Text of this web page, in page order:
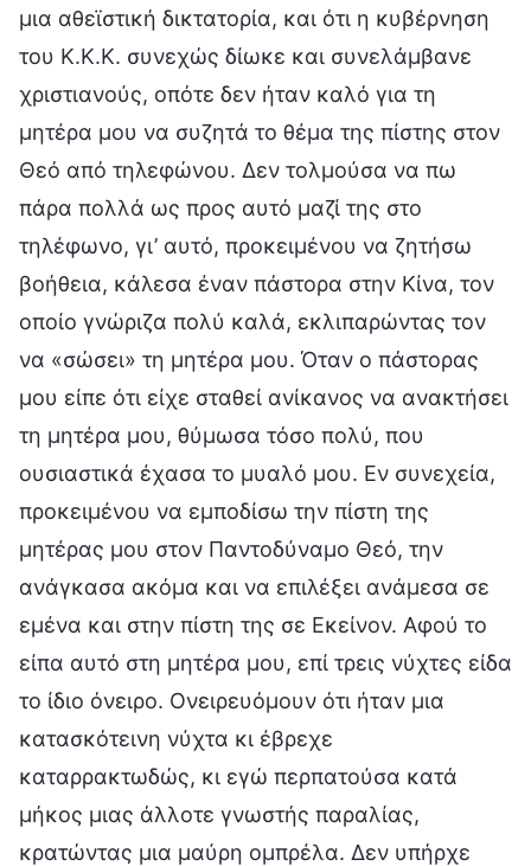
μια αθεϊστική δικτατορία, και ότι η κυβέρνηση
του Κ.Κ.Κ. συνεχώς δίωκε και συνελάμβανε
χριστιανούς, οπότε δεν ήταν καλό για τη
μητέρα μου να συζητά το θέμα της πίστης στον
Θεό από τηλεφώνου. Δεν τολμούσα να πω
πάρα πολλά ως προς αυτό μαζί της στο
τηλέφωνο, γι’ αυτό, προκειμένου να ζητήσω
βοήθεια, κάλεσα έναν πάστορα στην Κίνα, τον
οποίο γνώριζα πολύ καλά, εκλιπαρώντας τον
να «σώσει» τη μητέρα μου. Όταν ο πάστορας
μου είπε ότι είχε σταθεί ανίκανος να ανακτήσει
τη μητέρα μου, θύμωσα τόσο πολύ, που
ουσιαστικά έχασα το μυαλό μου. Εν συνεχεία,
προκειμένου να εμποδίσω την πίστη της
μητέρας μου στον Παντοδύναμο Θεό, την
ανάγκασα ακόμα και να επιλέξει ανάμεσα σε
εμένα και στην πίστη της σε Εκείνον. Αφού το
είπα αυτό στη μητέρα μου, επί τρεις νύχτες είδα
το ίδιο όνειρο. Ονειρευόμουν ότι ήταν μια
κατασκότεινη νύχτα κι έβρεχε
καταρρακτωδώς, κι εγώ περπατούσα κατά
μήκος μιας άλλοτε γνωστής παραλίας,
κρατώντας μια μαύρη ομπρέλα. Δεν υπήρχε